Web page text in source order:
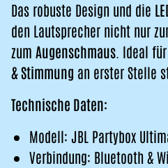
Das robuste Design und die
den Lautsprecher nicht nur
zum Augenschmaus . Ideal
& Stimmung an erster Stelle
Technische Daten:
Modell: JBL Partybox
Verbindung: Bluetooth &